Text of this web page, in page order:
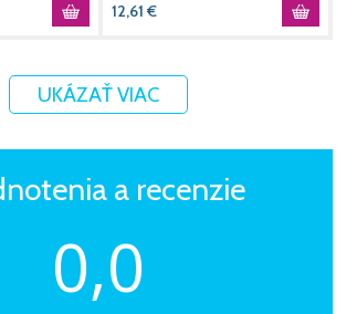
12,61 €
UKÁZAŤ VIAC
a recenzie
0,0